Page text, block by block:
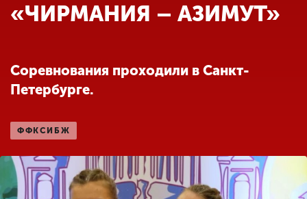
Другие виды
Студенческая жизнь
«ЧИРМАНИЯ – АЗИМУТ»
Соревнования проходили в Санкт-
Петербурге.
ФФКСИБЖ